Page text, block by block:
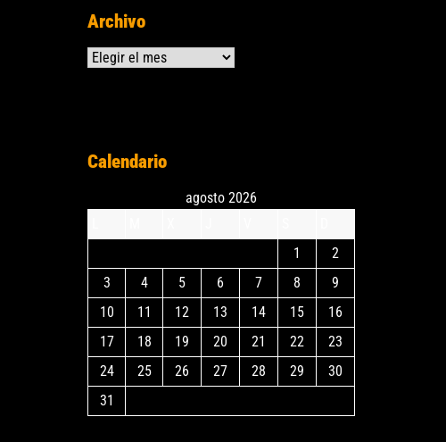
Archivo
Archivos
Calendario
agosto 2026
1
2
3
4 5 6 7 8
9
10
11 12 13 14 15
16
17
18 19 20 21 22
23
24
25 26 27 28 29
30
31